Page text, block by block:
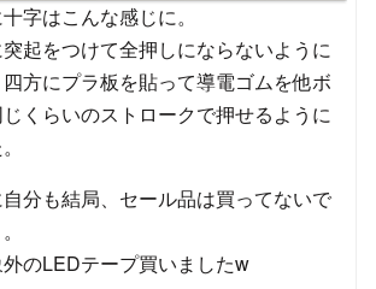
字はこんな感じに。
起をつけて全押しにならないように
四方にプラ板を貼って導電ゴムを他ボ
くらいのストロークで押せるように
分も結局、セール品は買ってないで
のLEDテープ買いましたw